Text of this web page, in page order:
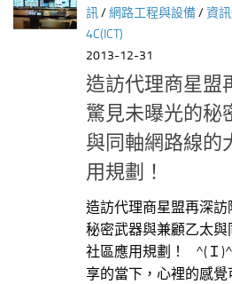
訊/網路工程與設備/資
4C(ICT)
2013-12-31
造訪代理商星盟
驚見未曝光的秘
與同軸網路線的
用規劃！
造訪代理商星盟再深
秘密武器與兼顧乙太
社區應用規劃！ ^(Ｉ
享的當下，心裡的感覺